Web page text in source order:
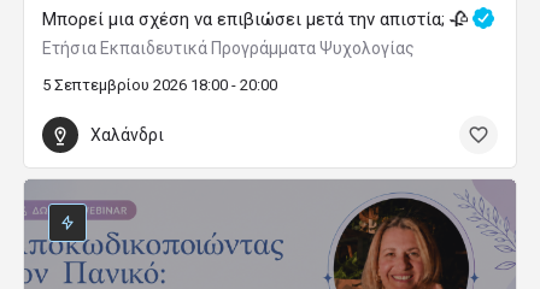
Μπορεί μια σχέση να επιβιώσει μετά την απιστία; 🥀
Ετήσια Εκπαιδευτικά Προγράμματα Ψυχολογίας
5 Σεπτεμβρίου 2026 18:00 - 20:00
Χαλάνδρι